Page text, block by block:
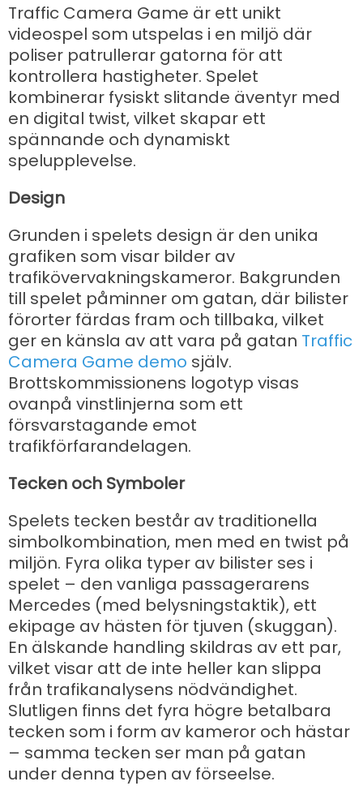
Traffic Camera Game är ett unikt
videospel som utspelas i en miljö där
poliser patrullerar gatorna för att
kontrollera hastigheter. Spelet
kombinerar fysiskt slitande äventyr med
en digital twist, vilket skapar ett
spännande och dynamiskt
spelupplevelse.
Design
Grunden i spelets design är den unika
grafiken som visar bilder av
trafikövervakningskameror. Bakgrunden
till spelet påminner om gatan, där bilister
förorter färdas fram och tillbaka, vilket
ger en känsla av att vara på gatan Traffic
Camera Game demo själv.
Brottskommissionens logotyp visas
ovanpå vinstlinjerna som ett
försvarstagande emot
trafikförfarandelagen.
Tecken och Symboler
Spelets tecken består av traditionella
simbolkombination, men med en twist på
miljön. Fyra olika typer av bilister ses i
spelet – den vanliga passagerarens
Mercedes (med belysningstaktik), ett
ekipage av hästen för tjuven (skuggan).
En älskande handling skildras av ett par,
vilket visar att de inte heller kan slippa
från trafikanalysens nödvändighet.
Slutligen finns det fyra högre betalbara
tecken som i form av kameror och hästar
– samma tecken ser man på gatan
under denna typen av förseelse.